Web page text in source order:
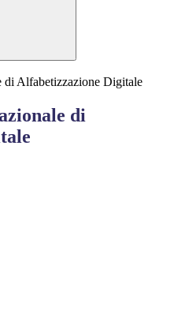
di Alfabetizzazione Digitale
di